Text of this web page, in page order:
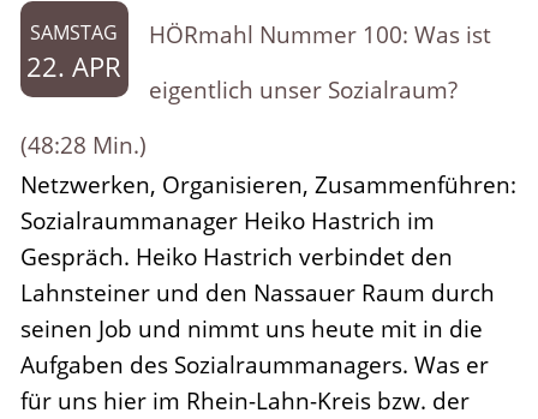
SAMSTAG
22. APR
HÖRmahl Nummer 100: Was ist
eigentlich unser Sozialraum?
(48:28 Min.)
Netzwerken, Organisieren, Zusammenführen:
Sozialraummanager Heiko Hastrich im
Gespräch. Heiko Hastrich verbindet den
Lahnsteiner und den Nassauer Raum durch
seinen Job und nimmt uns heute mit in die
Aufgaben des Sozialraummanagers. Was er
für uns hier im Rhein-Lahn-Kreis bzw. der